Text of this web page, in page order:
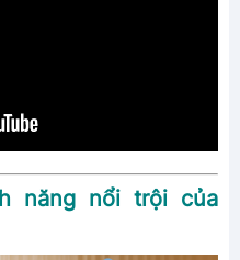
năng nổi trội của